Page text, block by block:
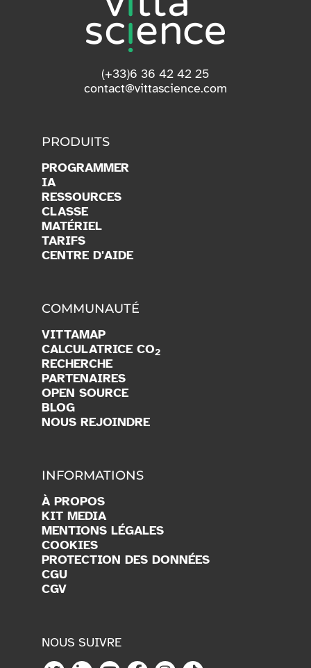
(+33)6 36 42 42 25
contact@vittascience.com
PRODUITS
PROGRAMMER
IA
RESSOURCES
CLASSE
MATÉRIEL
TARIFS
CENTRE D'AIDE
COMMUNAUTÉ
VITTAMAP
CALCULATRICE CO2
RECHERCHE
PARTENAIRES
OPEN SOURCE
BLOG
NOUS REJOINDRE
INFORMATIONS
À PROPOS
KIT MEDIA
MENTIONS LÉGALES
COOKIES
PROTECTION DES DONNÉES
CGU
CGV
NOUS SUIVRE